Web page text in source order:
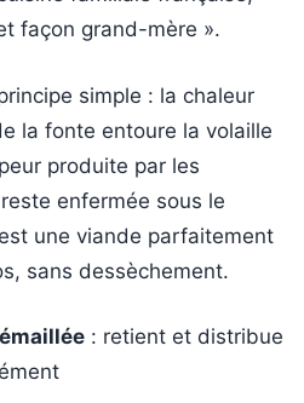
façon grand-mère ».
simple : la chaleur
la fonte entoure la volaille
produite par les
enfermée sous le
une viande parfaitement
sans dessèchement.
: retient et distribue